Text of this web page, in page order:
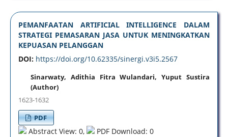
PEMANFAATAN ARTIFICIAL INTELLIGENCE DALAM
STRATEGI PEMASARAN JASA UNTUK MENINGKATKAN
KEPUASAN PELANGGAN
DOI: https://doi.org/10.62335/sinergi.v3i5.2567
Sinarwaty, Adithia Fitra Wulandari, Yuput Sustira
(Author)
1623-1632
PDF
Abstract View: 0, PDF Download: 0